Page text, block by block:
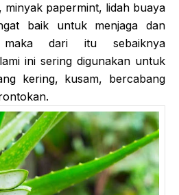
minyak papermint, lidah buaya
baik untuk menjaga dan
dari itu sebaiknya
ini sering digunakan untuk
kering, kusam, bercabang